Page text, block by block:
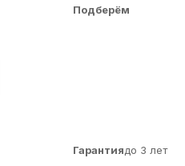
Подберём
Гарантиядо 3 лет